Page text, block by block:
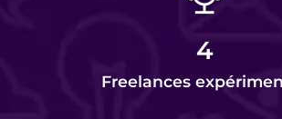
4
Freelances